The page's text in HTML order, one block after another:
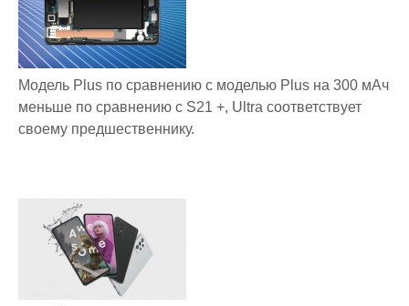
Модель Plus по сравнению с моделью Plus на 300 мАч
меньше по сравнению с S21 +, Ultra соответствует
своему предшественнику.